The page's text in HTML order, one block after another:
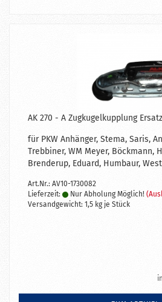
AK 270 - A Zugkugelkupplung
für PKW Anhänger, Stema, Saris,
Trebbiner, WM Meyer, Böckmann,
Brenderup, Eduard, Humbaur,
Art.Nr.: AV10-1730082
Lieferzeit:
Nur Abholung Möglich!
Versandgewicht: 1,5 kg je Stück